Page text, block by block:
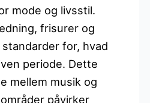
mode og livsstil.
frisurer og
for, hvad
periode. Dette
mellem musik og
påvirker